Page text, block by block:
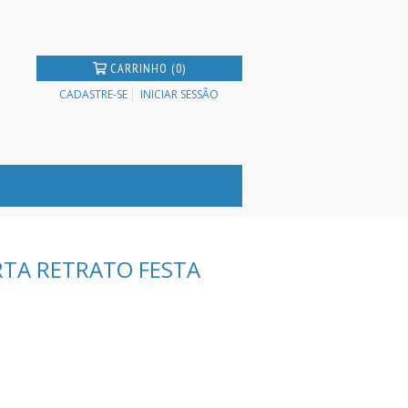
CARRINHO (0)
CADASTRE-SE INICIAR SESSÃO
RETRATO FESTA